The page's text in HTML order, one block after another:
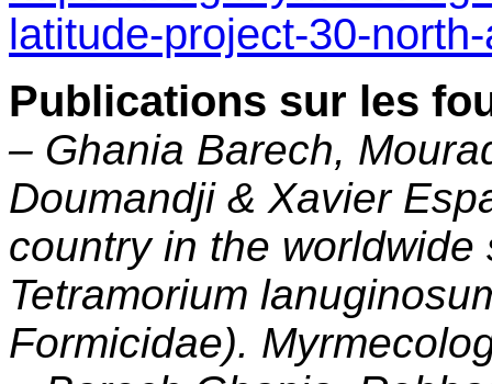
latitude-project-30-
Publications sur les
– Ghania Barech,
Doumandji & Xavier
country in the
Tetramorium
Formicidae).